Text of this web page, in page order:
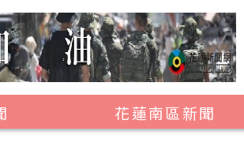
花蓮南區新聞